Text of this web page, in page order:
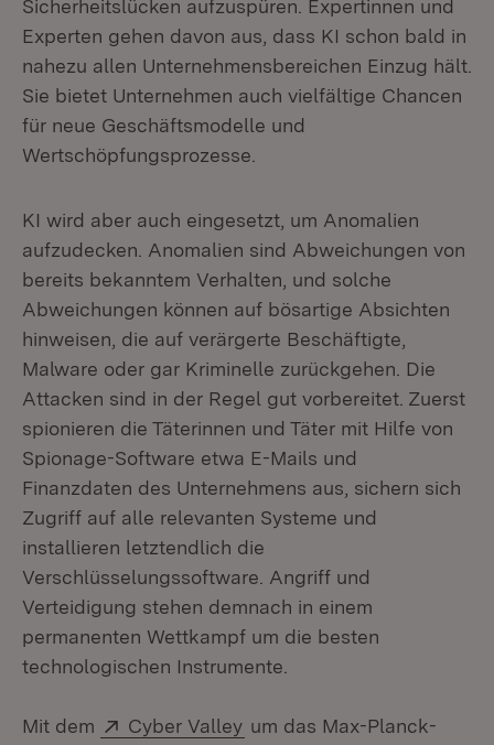
Sicherheitslücken aufzuspüren. Expertinnen und
Experten gehen davon aus, dass KI schon bald in
nahezu allen Unternehmensbereichen Einzug hält.
Sie bietet Unternehmen auch vielfältige Chancen
für neue Geschäftsmodelle und
Wertschöpfungsprozesse.
KI wird aber auch eingesetzt, um Anomalien
aufzudecken. Anomalien sind Abweichungen von
bereits bekanntem Verhalten, und solche
Abweichungen können auf bösartige Absichten
hinweisen, die auf verärgerte Beschäftigte,
Malware oder gar Kriminelle zurückgehen. Die
Attacken sind in der Regel gut vorbereitet. Zuerst
spionieren die Täterinnen und Täter mit Hilfe von
Spionage-Software etwa E-Mails und
Finanzdaten des Unternehmens aus, sichern sich
Zugriff auf alle relevanten Systeme und
installieren letztendlich die
Verschlüsselungssoftware. Angriff und
Verteidigung stehen demnach in einem
permanenten Wettkampf um die besten
technologischen Instrumente.
Mit dem Extern:
Cyber Valley (Öffnet in neuem Fenster)
um das Max-Planck-